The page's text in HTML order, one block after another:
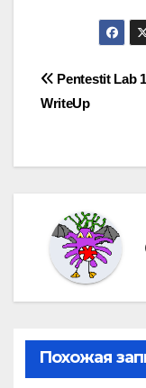
Pentestit Lab
WriteUp
Похожая